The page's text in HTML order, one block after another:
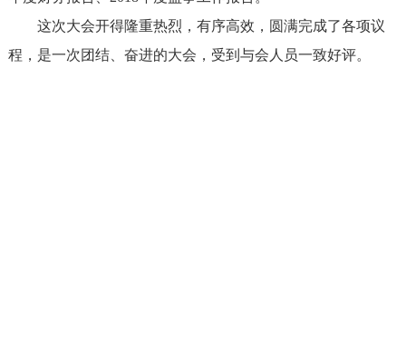
这次大会开得隆重热烈，有序高效，圆满完成了各项议
程，是一次团结、奋进的大会，受到与会人员一致好评。